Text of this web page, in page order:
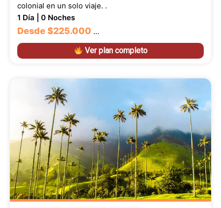
colonial en un solo viaje. .
1 Día | 0 Noches
Desde$225.000 …
Ver plan completo